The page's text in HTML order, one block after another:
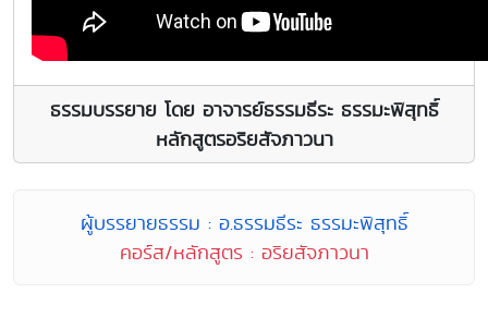
ธรรมบรรยาย โดย อาจารย์ธรรมธีระ ธรรมะพิสุทธิ์
หลักสูตรอริยสัจภาวนา
ผู้บรรยายธรรม : อ.ธรรมธีระ ธรรมะพิสุทธิ์
คอร์ส/หลักสูตร : อริยสัจภาวนา